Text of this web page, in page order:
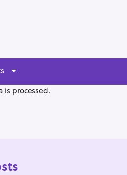
is processed.